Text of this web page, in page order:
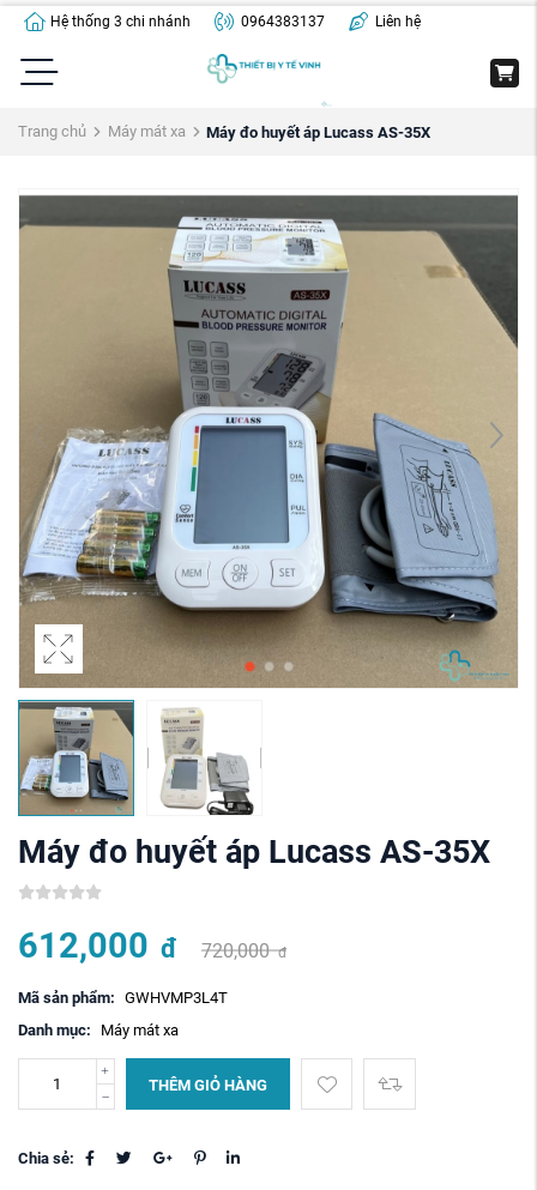
Hệ thống 3 chi nhánh 0964383137 Liên hệ
Trang chủ Máy mát xa Máy đo huyết áp Lucass AS-35X
Máy đo huyết áp Lucass AS-35X
612,000 đ 720,000đ
Mã sản phẩm: GWHVMP3L4T
Danh mục:
Máy mát xa
THÊM GIỎ HÀNG
Chia sẻ: